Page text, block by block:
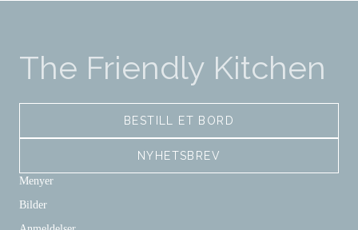
The Friendly Kitchen
BESTILL ET BORD
NYHETSBREV
Menyer
Bilder